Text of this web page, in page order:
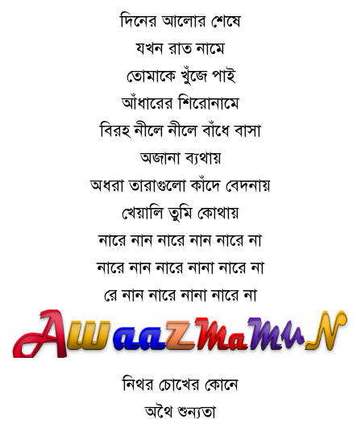
দিনের আলোর শেষে
যখন রাত নামে
তোমাকে খুঁজে পাই
আঁধারের শিরোনামে
বিরহ নীলে নীলে বাঁধে বাসা
অজানা ব্যথায়
অধরা তারাগুলো কাঁদে বেদনায়
খেয়ালি তুমি কোথায়
নারে নান নারে নান নারে না
নারে নান নারে নানা নারে না
রে নান নারে নানা নারে না
নিথর চোখের কোনে
অথৈ শুন্যতা